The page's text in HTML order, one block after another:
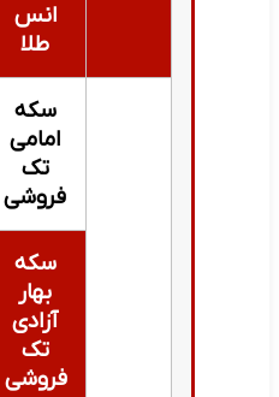
انس
طلا
سکه
امامی
تک
فروشی
سکه
بهار
آزادی
تک
فروشی